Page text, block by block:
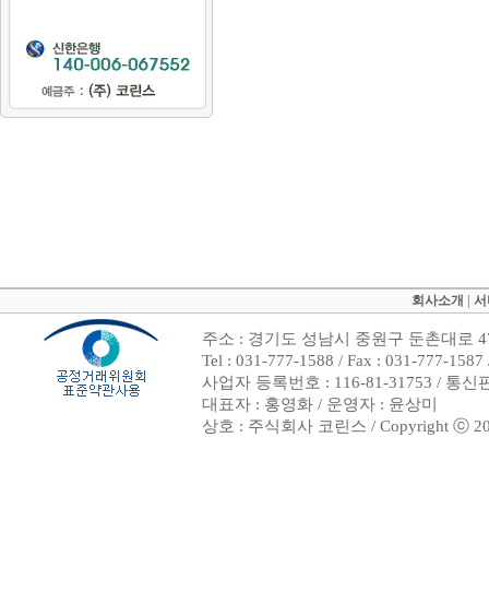
회사소개
주소 : 경기도 성남시 중원구 둔촌대로
Tel : 031-777-1588 / Fax : 031-777-
사업자 등록번호 : 116-81-31753 / 통신
대표자 : 홍영화 / 운영자 : 윤상미
상호 : 주식회사 코린스 / Copyright ⓒ